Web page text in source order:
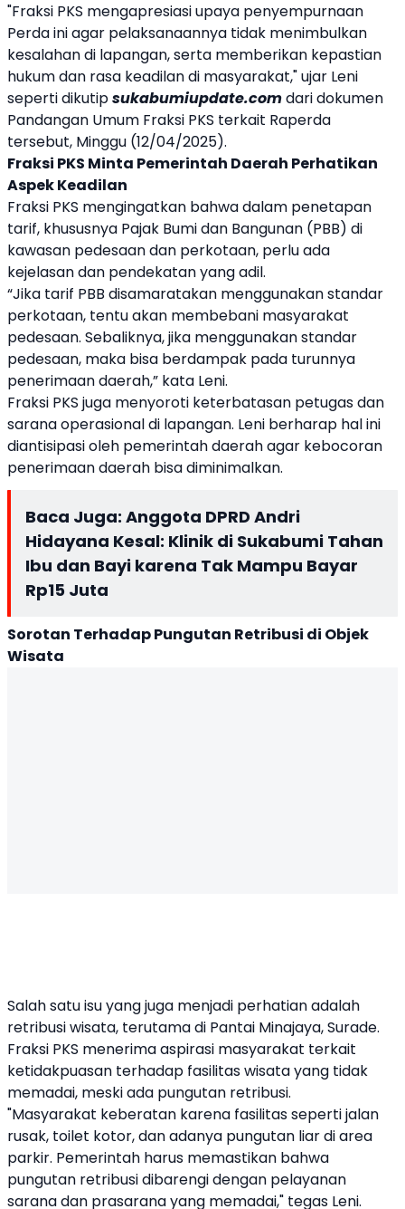
"Fraksi PKS mengapresiasi upaya penyempurnaan
Perda ini agar pelaksanaannya tidak menimbulkan
kesalahan di lapangan, serta memberikan kepastian
hukum dan rasa keadilan di masyarakat," ujar Leni
seperti dikutipsukabumiupdate.comdari dokumen
Pandangan Umum Fraksi PKS terkait Raperda
tersebut, Minggu (12/04/2025).
Fraksi PKS Minta Pemerintah Daerah Perhatikan
Aspek Keadilan
Fraksi PKS mengingatkan bahwa dalam penetapan
tarif, khususnya Pajak Bumi dan Bangunan (PBB) di
kawasan pedesaan dan perkotaan, perlu ada
kejelasan dan pendekatan yang adil.
“Jika tarif PBB disamaratakan menggunakan standar
perkotaan, tentu akan membebani masyarakat
pedesaan. Sebaliknya, jika menggunakan standar
pedesaan, maka bisa berdampak pada turunnya
penerimaan daerah,” kata Leni.
Fraksi PKS juga menyoroti keterbatasan petugas dan
sarana operasional di lapangan. Leni berharap hal ini
diantisipasi oleh pemerintah daerah agar kebocoran
penerimaan daerah bisa diminimalkan.
Baca Juga: Anggota DPRD Andri
Hidayana Kesal: Klinik di Sukabumi Tahan
Ibu dan Bayi karena Tak Mampu Bayar
Rp15 Juta
Sorotan Terhadap Pungutan Retribusi di Objek
Wisata
Salah satu isu yang juga menjadi perhatian adalah
retribusi wisata, terutama di Pantai Minajaya, Surade.
Fraksi PKS menerima aspirasi masyarakat terkait
ketidakpuasan terhadap fasilitas wisata yang tidak
memadai, meski ada pungutan retribusi.
"Masyarakat keberatan karena fasilitas seperti jalan
rusak, toilet kotor, dan adanya pungutan liar di area
parkir. Pemerintah harus memastikan bahwa
pungutan retribusi dibarengi dengan pelayanan
sarana dan prasarana yang memadai," tegas Leni.